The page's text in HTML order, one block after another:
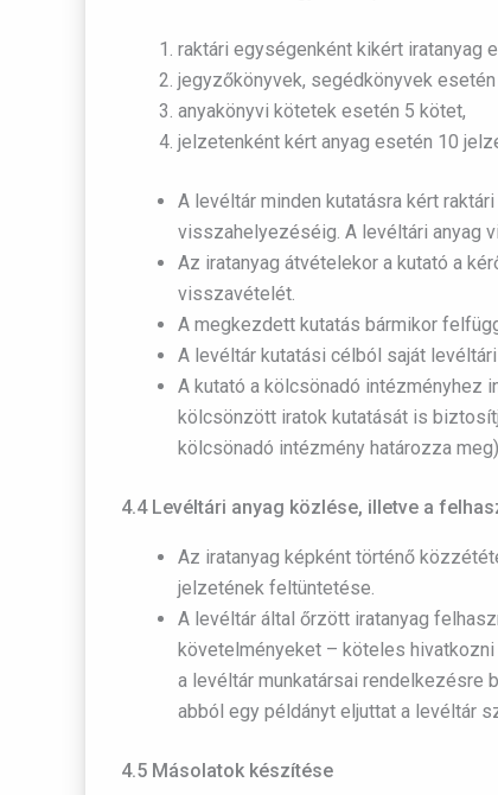
raktári egységenként kikért iratanyag
jegyzőkönyvek, segédkönyvek
anyakönyvi kötetek esetén 5 kötet,
jelzetenként kért anyag esetén 10
A levéltár minden kutatásra kért
visszahelyezéséig. A levéltári anyag
Az iratanyag átvételekor a kutató a
visszavételét.
A megkezdett kutatás bármikor
A levéltár kutatási célból saját
A kutató a kölcsönadó intézményhez
kölcsönzött iratok kutatását is
kölcsönadó intézmény határozza
4.4 Levéltári anyag közlése, illetve a
Az iratanyag képként történő
jelzetének feltüntetése.
A levéltár által őrzött iratanyag
követelményeket – köteles
a levéltár munkatársai rendelkezésre
abból egy példányt eljuttat a levéltár
4.5 Másolatok készítése